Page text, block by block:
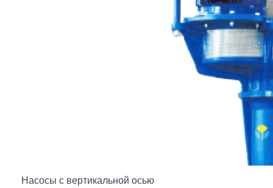
Насосы с вертикальной осью